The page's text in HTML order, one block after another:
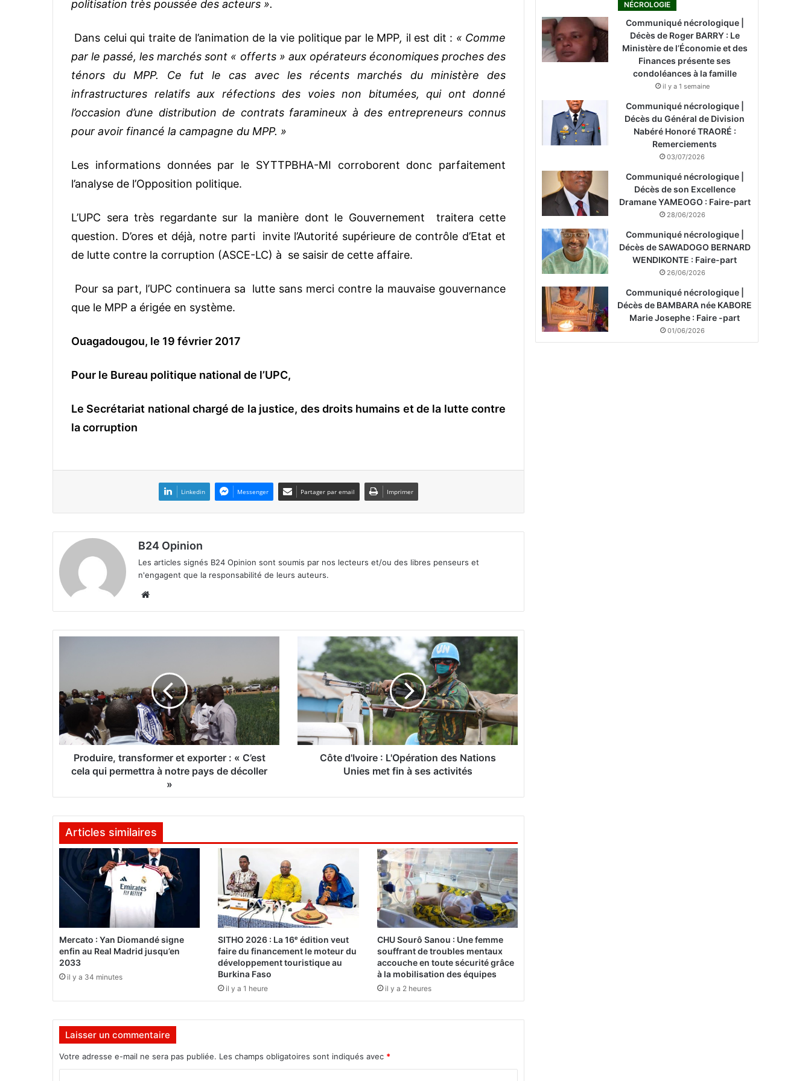
politisation très poussée des acteurs ».
Dans celui qui traite de l’animation de la vie politique par le MPP, il est dit : « Comme
par le passé, les marchés sont « offerts » aux opérateurs économiques proches des
ténors du MPP. Ce fut le cas avec les récents marchés du ministère des
infrastructures relatifs aux réfections des voies non bitumées, qui ont donné
l’occasion d’une distribution de contrats faramineux à des entrepreneurs connus
pour avoir financé la campagne du MPP. »
Les informations données par le SYTTPBHA-MI corroborent donc parfaitement
l’analyse de l’Opposition politique.
L’UPC sera très regardante sur la manière dont le Gouvernement traitera cette
question. D’ores et déjà, notre parti invite l’Autorité supérieure de contrôle d’Etat et
de lutte contre la corruption (ASCE-LC) à se saisir de cette affaire.
Pour sa part, l’UPC continuera sa lutte sans merci contre la mauvaise gouvernance
que le MPP a érigée en système.
Ouagadougou, le 19 février 2017
Pour le Bureau politique national de l’UPC,
Le Secrétariat national chargé de la justice, des droits humains et de la lutte contre
la corruption
Linkedin Messenger Partager par email Imprimer
B24 Opinion
Les articles signés B24 Opinion sont soumis par nos lecteurs et/ou des libres penseurs et
n'engagent que la responsabilité de leurs auteurs.
bsi
u
i
r
e
,
r
e
o
r
:
Produire, transformer et exporter : « C’est
cela qui permettra à notre pays de décoller
»
ô
t
d
I
o
p
a
t
i
o
d
e
i
s
Côte d'Ivoire : L'Opération des Nations
Unies met fin à ses activités
Articles similaires
Mercato : Yan Diomandé signe
enfin au Real Madrid jusqu’en
2033
il y a 34 minutes
SITHO 2026 : La 16ᵉ édition veut
faire du financement le moteur du
développement touristique au
Burkina Faso
il y a 1 heure
CHU Sourô Sanou : Une femme
souffrant de troubles mentaux
accouche en toute sécurité grâce
à la mobilisation des équipes
il y a 2 heures
Laisser un commentaire
Votre adresse e-mail ne sera pas publiée. Les champs obligatoires sont indiqués avec *
NÉCROLOGIE
Communiqué nécrologique |
Décès de Roger BARRY : Le
Ministère de l’Économie et des
Finances présente ses
condoléances à la famille
il y a 1 semaine
Communiqué nécrologique |
Décès du Général de Division
Nabéré Honoré TRAORÉ :
Remerciements
03/07/2026
Communiqué nécrologique |
Décès de son Excellence
Dramane YAMEOGO : Faire-part
28/06/2026
Communiqué nécrologique |
Décès de SAWADOGO BERNARD
WENDIKONTE : Faire-part
26/06/2026
Communiqué nécrologique |
Décès de BAMBARA née KABORE
Marie Josephe : Faire -part
01/06/2026